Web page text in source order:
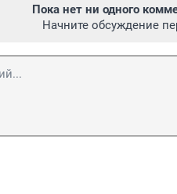
Пока нет ни одного
Начните обсуждение